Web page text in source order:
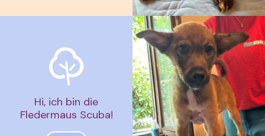
Hi, ich bin die
Fledermaus Scuba!